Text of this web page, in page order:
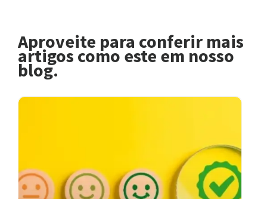
Aproveite para conferir mais
artigos como este em nosso
blog.